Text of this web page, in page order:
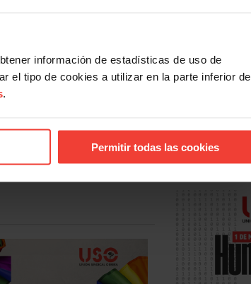
información de estadísticas de uso de
el tipo de cookies a utilizar en la parte inferior de
.
Permitir todas las cookies